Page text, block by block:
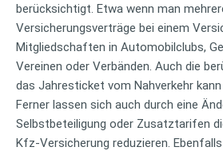
berücksichtigt. Etwa wenn man
Versicherungsverträge bei einem
Mitgliedschaften in Automobilclubs,
Vereinen oder Verbänden. Auch die
das Jahresticket vom Nahverkehr
Ferner lassen sich auch durch eine
Selbstbeteiligung oder Zusatztarifen
Kfz-Versicherung reduzieren.